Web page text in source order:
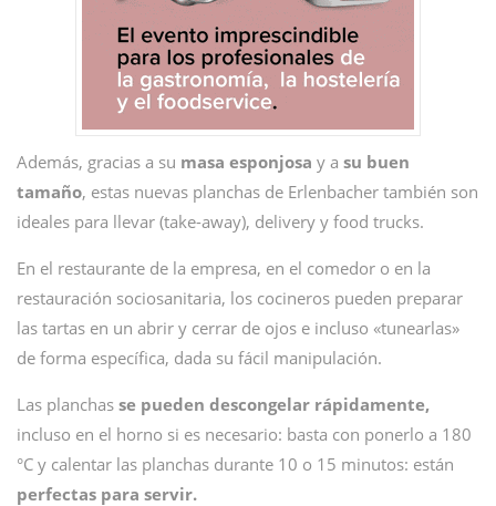
Además, gracias a su masa esponjosa y a su buen
tamaño, estas nuevas planchas de Erlenbacher también son
ideales para llevar (take-away), delivery y food trucks.
En el restaurante de la empresa, en el comedor o en la
restauración sociosanitaria, los cocineros pueden preparar
las tartas en un abrir y cerrar de ojos e incluso «tunearlas»
de forma específica, dada su fácil manipulación.
Las planchas se pueden descongelar rápidamente,
incluso en el horno si es necesario: basta con ponerlo a 180
°C y calentar las planchas durante 10 o 15 minutos: están
perfectas para servir.